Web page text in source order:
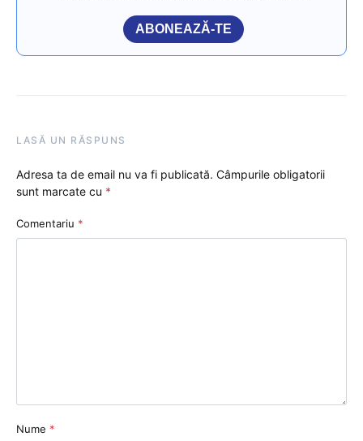
ABONEAZĂ-TE
LASĂ UN RĂSPUNS
Adresa ta de email nu va fi publicată. Câmpurile obligatorii
sunt marcate cu *
Comentariu *
Nume *